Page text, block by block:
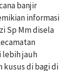
banjir
informasi
Sp Mm disela
lebih jauh
kusus di bagi di